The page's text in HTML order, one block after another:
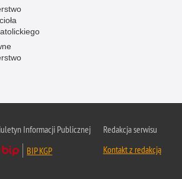
Informacji Publicznej
BIP KGP
Redakcja serwisu
Kontakt z redakcją